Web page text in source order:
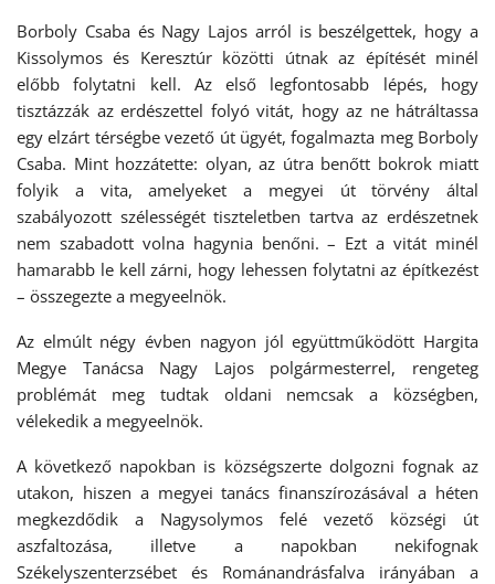
Borboly Csaba és Nagy Lajos arról is beszélgettek, hogy a
Kissolymos és Keresztúr közötti útnak az építését minél
előbb folytatni kell. Az első legfontosabb lépés, hogy
tisztázzák az erdészettel folyó vitát, hogy az ne hátráltassa
egy elzárt térségbe vezető út ügyét, fogalmazta meg Borboly
Csaba. Mint hozzátette: olyan, az útra benőtt bokrok miatt
folyik a vita, amelyeket a megyei út törvény által
szabályozott szélességét tiszteletben tartva az erdészetnek
nem szabadott volna hagynia benőni. – Ezt a vitát minél
hamarabb le kell zárni, hogy lehessen folytatni az építkezést
– összegezte a megyeelnök.
Az elmúlt négy évben nagyon jól együttműködött Hargita
Megye Tanácsa Nagy Lajos polgármesterrel, rengeteg
problémát meg tudtak oldani nemcsak a községben,
vélekedik a megyeelnök.
A következő napokban is községszerte dolgozni fognak az
utakon, hiszen a megyei tanács finanszírozásával a héten
megkezdődik a Nagysolymos felé vezető községi út
aszfaltozása, illetve a napokban nekifognak
Székelyszenterzsébet és Románandrásfalva irányában a